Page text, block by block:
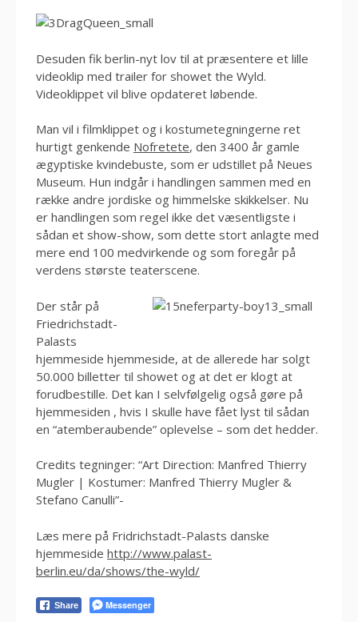
Desuden fik berlin-nyt lov til at præsentere et lille
videoklip med trailer for showet the Wyld.
Videoklippet vil blive opdateret løbende.
Man vil i filmklippet og i kostumetegningerne ret
hurtigt genkende Nofretete, den 3400 år gamle
ægyptiske kvindebuste, som er udstillet på Neues
Museum. Hun indgår i handlingen sammen med en
række andre jordiske og himmelske skikkelser. Nu
er handlingen som regel ikke det væsentligste i
sådan et show-show, som dette stort anlagte med
mere end 100 medvirkende og som foregår på
verdens største teaterscene.
Der står på
Friedrichstadt-
Palasts
hjemmeside hjemmeside, at de allerede har solgt
50.000 billetter til showet og at det er klogt at
forudbestille. Det kan I selvfølgelig også gøre på
hjemmesiden , hvis I skulle have fået lyst til sådan
en “atemberaubende” oplevelse – som det hedder.
Credits tegninger: “Art Direction: Manfred Thierry
Mugler | Kostumer: Manfred Thierry Mugler &
Stefano Canulli”-
Læs mere på Fridrichstadt-Palasts danske
hjemmeside http://www.palast-
berlin.eu/da/shows/the-wyld/
Share Messenger